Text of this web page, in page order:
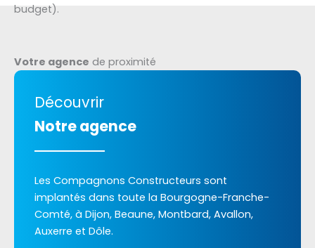
budget).
Votre agence de proximité
Découvrir
Notre agence
Les Compagnons Constructeurs sont
implantés dans toute la Bourgogne-Franche-
Comté, à Dijon, Beaune, Montbard, Avallon,
Auxerre et Dôle.